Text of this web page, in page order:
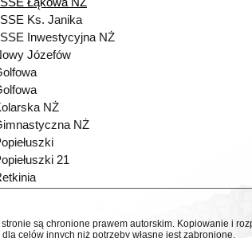
Ks. Janika
Inwestycyjna NŻ
Józefów
NŻ
NŻ
21
są chronione prawem autorskim. Kopiowanie i
dla celów innych niż potrzeby własne jest zabronione.